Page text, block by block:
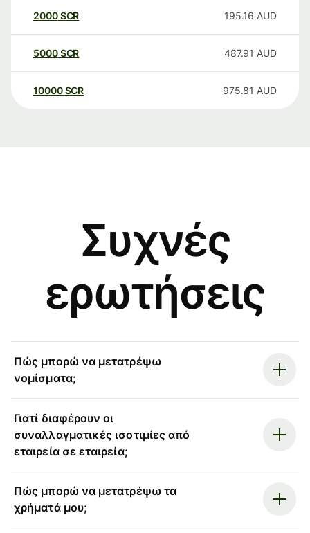
2000SCR 195.16 AUD
5000SCR 487.91 AUD
10000 SCR 975.81 AUD
Συχνές
ερωτήσεις
Πώς μπορώ να μετατρέψω
νομίσματα;
Γιατί διαφέρουν οι
συναλλαγματικές ισοτιμίες από
εταιρεία σε εταιρεία;
Πώς μπορώ να μετατρέψω τα
χρήματά μου;